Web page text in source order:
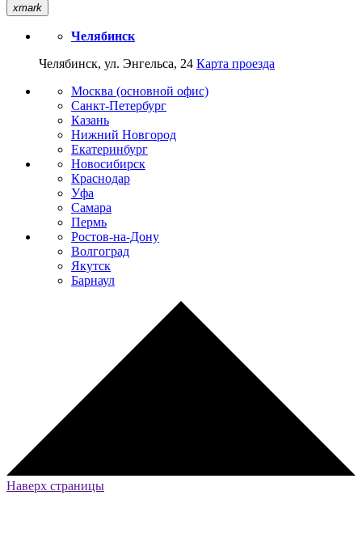
xmark
Челябинск
Челябинск, ул. Энгельса, 24 Карта проезда
Москва (основной офис)
Санкт-Петербург
Казань
Нижний Новгород
Екатеринбург
Новосибирск
Краснодар
Уфа
Самара
Пермь
Ростов-на-Дону
Волгоград
Якутск
Барнаул
Наверх страницы